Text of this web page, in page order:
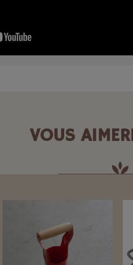
VOUS